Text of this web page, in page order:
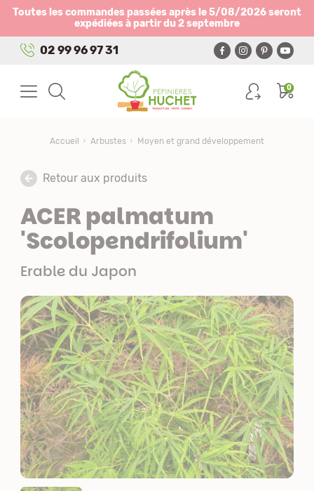
Toutes les commandes passées après le 5/08/2026 seront
expédiées à partir du 2 septembre
02 99 96 97 31
0
Accueil Arbustes Moyen et grand développement
Retour aux produits
ACER palmatum
'Scolopendrifolium'
Erable du Japon
Panneau de gestion des cookies